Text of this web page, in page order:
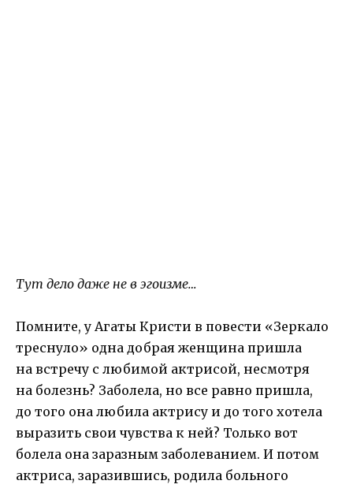
Тут дело даже не в эгоизме…
Помните, у Агаты Кристи в повести «Зеркало
треснуло» одна добрая женщина пришла
на встречу с любимой актрисой, несмотря
на болезнь? Заболела, но все равно пришла,
до того она любила актрису и до того хотела
выразить свои чувства к ней? Только вот
болела она заразным заболеванием. И потом
актриса, заразившись, родила больного